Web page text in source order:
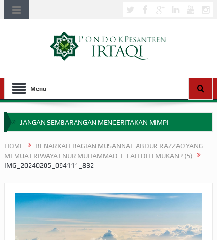
Menu
JANGAN SEMBARANGAN MENCERITAKAN MIMPI
MIMPI YANG DIABAIKAN MENJELANG PERANG BADAR
SEBELUM TIBA SAAT WAJIB?
BAGAIMANA CARA MEMBAYAR ZAKAT UANG?
HOME
BENARKAH BAGIAN MUSANNAF ABDUR RAZZĀQ YANG
MEMUAT RIWAYAT NUR MUHAMMAD TELAH DITEMUKAN? (5)
IMG_20240205_094111_832